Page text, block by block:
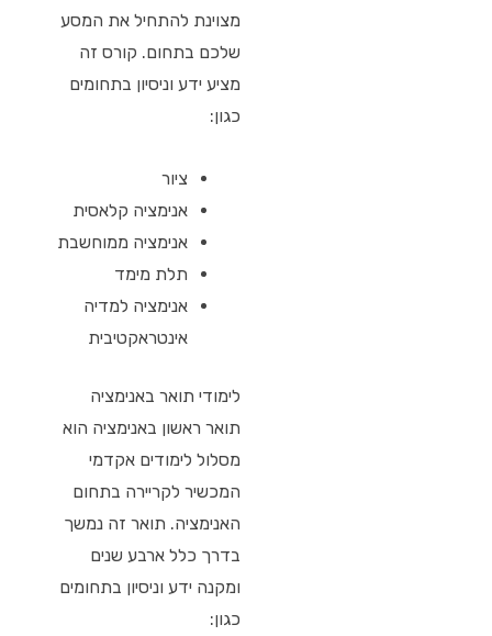
מצוינת להתחיל את המסע
שלכם בתחום. קורס זה
מציע ידע וניסיון בתחומים
כגון:
ציור
אנימציה קלאסית
אנימציה ממוחשבת
תלת מימד
אנימציה למדיה
אינטראקטיבית
לימודי תואר באנימציה
תואר ראשון באנימציה הוא
מסלול לימודים אקדמי
המכשיר לקריירה בתחום
האנימציה. תואר זה נמשך
בדרך כלל ארבע שנים
ומקנה ידע וניסיון בתחומים
כגון: